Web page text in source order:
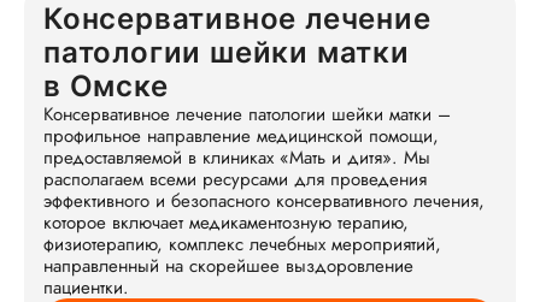
Консервативное лечение
патологии шейки матки
в Омске
Консервативное лечение патологии шейки матки –
профильное направление медицинской помощи,
предоставляемой в клиниках «Мать и дитя». Мы
располагаем всеми ресурсами для проведения
эффективного и безопасного консервативного лечения,
которое включает медикаментозную терапию,
физиотерапию, комплекс лечебных мероприятий,
направленный на скорейшее выздоровление
пациентки.